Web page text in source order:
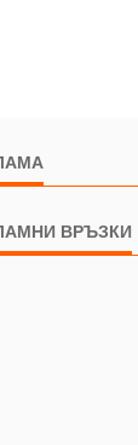
ВРЪЗКИ